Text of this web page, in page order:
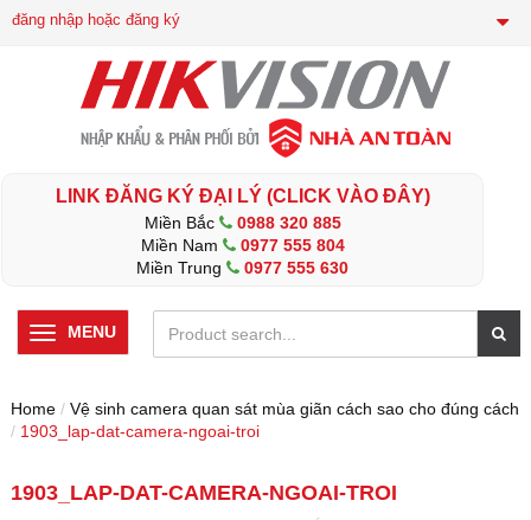
đăng nhập hoặc đăng ký
LINK ĐĂNG KÝ ĐẠI LÝ (CLICK VÀO ĐÂY)
Miền Bắc
0988 320 885
Miền Nam
0977 555 804
Miền Trung
0977 555 630
MENU
Home / Vệ sinh camera quan sát mùa giãn cách sao cho đúng cách
/ 1903_lap-dat-camera-ngoai-troi
1903_LAP-DAT-CAMERA-NGOAI-TROI